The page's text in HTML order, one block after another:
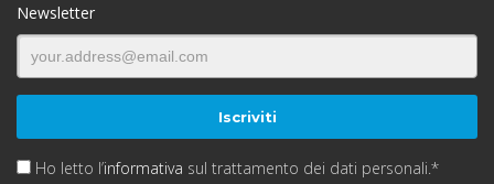
Newsletter
Ho letto l’informativa sul trattamento dei dati personali.*